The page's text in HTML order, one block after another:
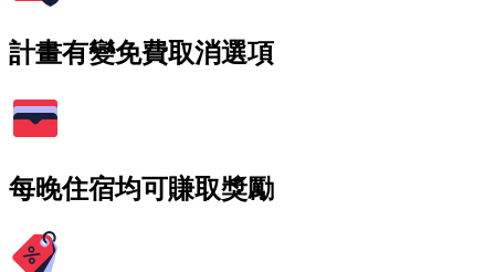
計畫有變免費取消選項
每晚住宿均可賺取獎勵